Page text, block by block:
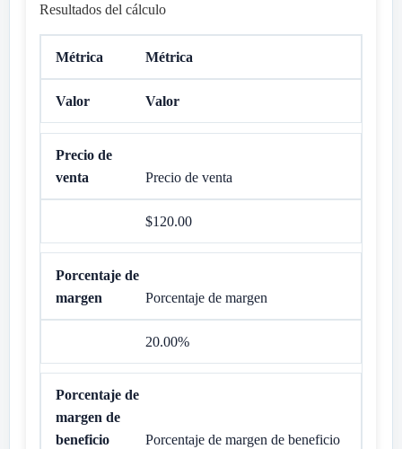
Resultados del cálculo
Métrica
Valor
Precio de venta
$120.00
Porcentaje de margen
20.00%
Porcentaje de margen de beneficio